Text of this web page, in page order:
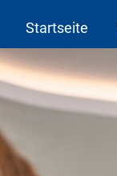
Startseite